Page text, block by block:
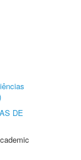
DE